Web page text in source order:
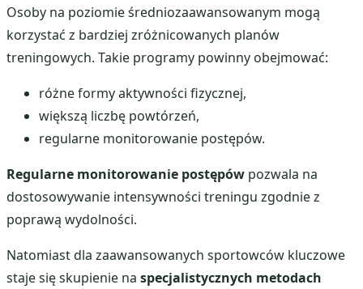
Osoby na poziomie średniozaawansowanym mogą
korzystać z bardziej zróżnicowanych planów
treningowych. Takie programy powinny obejmować:
różne formy aktywności fizycznej,
większą liczbę powtórzeń,
regularne monitorowanie postępów.
Regularne monitorowanie postępów pozwala na
dostosowywanie intensywności treningu zgodnie z
poprawą wydolności.
Natomiast dla zaawansowanych sportowców kluczowe
staje się skupienie na specjalistycznych metodach